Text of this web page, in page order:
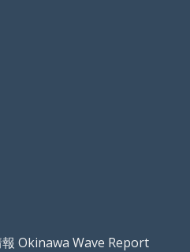
Okinawa Wave Report